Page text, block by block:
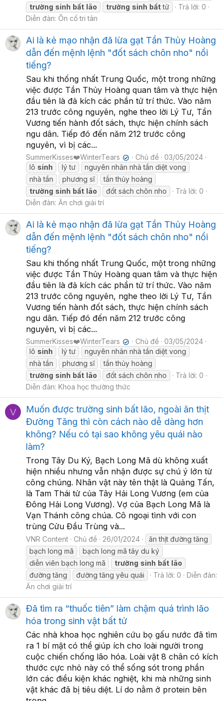
trường sinh bất lão trường sinh bấttử
Trả lời: 0
Diễn đàn: Ôn cố tri tân
Ai là kẻ mạo nhận đã lừa gạt Tần Thủy Hoàng
dẫn đến mệnh lệnh "đốt sách chôn nho" nổi
tiếng?
Sau khi thống nhất Trung Quốc, một trong những
việc được Tần Thủy Hoàng quan tâm và thực hiện
đầu tiên là đả kích các phần tử trí thức. Vào năm
213 trước công nguyên, nghe theo lời Lý Tư, Tần
Vương tiến hành đốt sách, thực hiện chính sách
ngu dân. Tiếp đó đến năm 212 trước công
nguyên, vì bị các...
SummerKisses❤️WinterTears ✔ Chủ đề
03/05/2024
lô sinh lý tư
nguyên nhân nhà tần diệt vong
nhà tần
phương sĩ
tần thủy hoàng
trường sinh bất lão đốt sách chôn nho
Trả lời: 0
Diễn đàn: Ăn chơi giải trí
Ai là kẻ mạo nhận đã lừa gạt Tần Thủy Hoàng
dẫn đến mệnh lệnh "đốt sách chôn nho" nổi
tiếng?
Sau khi thống nhất Trung Quốc, một trong những
việc được Tần Thủy Hoàng quan tâm và thực hiện
đầu tiên là đả kích các phần tử trí thức. Vào năm
213 trước công nguyên, nghe theo lời Lý Tư, Tần
Vương tiến hành đốt sách, thực hiện chính sách
ngu dân. Tiếp đó đến năm 212 trước công
nguyên, vì bị các...
SummerKisses❤️WinterTears ✔ Chủ đề
03/05/2024
lô sinh lý tư
nguyên nhân nhà tần diệt vong
nhà tần
phương sĩ
tần thủy hoàng
trường sinh bất lão đốt sách chôn nho
Trả lời: 0
Diễn đàn: Khoa học thường thức
V
Muốn được trường sinh bất lão, ngoài ăn thịt
Đường Tăng thì còn cách nào dễ dàng hơn
không? Nếu có tại sao không yêu quái nào
làm?
Trong Tây Du Ký, Bạch Long Mã dù không xuất
hiện nhiều nhưng vẫn nhận được sự chú ý lớn từ
công chúng. Nhân vật này tên thật là Quảng Tấn,
là Tam Thái tử của Tây Hải Long Vương (em của
Đông Hải Long Vương). Vợ của Bạch Long Mã là
Vạn Thánh công chúa. Cô ngoại tình với con
trùng Cửu Đầu Trùng và...
VNR Content Chủ đề 26/01/2024
ăn thịt đường tăng
bạch long mã
bạch long mã tây du ký
diễn viên bạch long mã
trường sinh bất lão
đường tăng
đường tăng yêu quái Trả lời: 0
Diễn đàn:
Ăn chơi giải trí
Đã tìm ra “thuốc tiên” làm chậm quá trình lão
hóa trong sinh vật bất tử
Các nhà khoa học nghiên cứu bọ gấu nước đã tìm
ra 1 bí mật có thể giúp ích cho loài người trong
cuộc chiến chống lão hóa. Loài vật 8 chân có kích
thước cực nhỏ này có thể sống sót trong phần
lớn các điều kiện khác nghiệt, khi mà những sinh
vật khác đã bị tiêu diệt. Lí do nằm ở protein bên